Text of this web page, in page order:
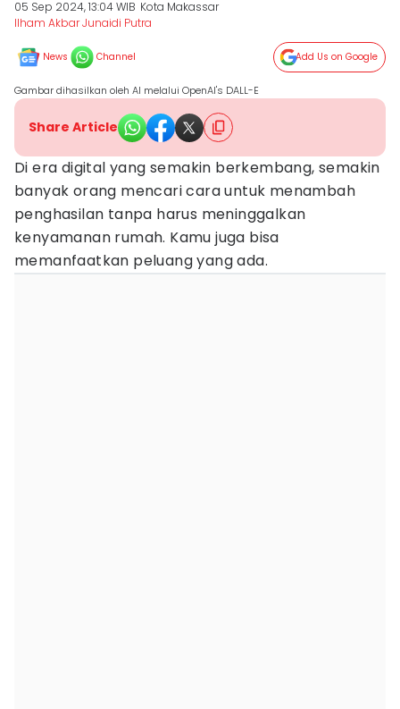
05 Sep 2024, 13:04 WIB Kota Makassar
Ilham Akbar Junaidi Putra
News Channel Add Us on Google
Gambar dihasilkan oleh AI melalui OpenAI's DALL-E
Share Article
Di era digital yang semakin berkembang, semakin
banyak orang mencari cara untuk menambah
penghasilan tanpa harus meninggalkan
kenyamanan rumah. Kamu juga bisa
memanfaatkan peluang yang ada.